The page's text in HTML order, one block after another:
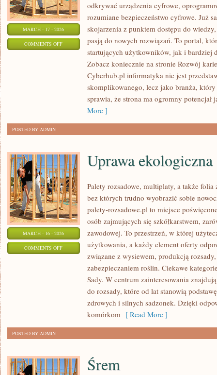
MARCH - 17 - 2026
COMMENTS OFFON
odkrywać urządzenia cyfrowe,
rozumiane bezpieczeństwo cyfrowe. Już
skojarzenia z punktem dostępu do
pasją do nowych rozwiązań. To portal,
startujących użytkowników, jak i bardziej
Zobacz koniecznie na stronie Rozwój
Cyberhub.pl informatyka nie jest
skomplikowanego, lecz jako branża, który
sprawia, że strona ma ogromny potencjał
More ]
POSTED BY ADMIN
MARCH - 16 - 2026
COMMENTS OFFON
EKOLOGICZNA
Uprawa ekologiczna
Palety rozsadowe, multiplaty, a także
bez których trudno wyobrazić sobie
palety-rozsadowe.pl to miejsce
osób zajmujących się szkółkarstwem,
zawodowej. To przestrzeń, w której
użytkowania, a każdy element oferty
związane z wysiewem, produkcją
zabezpieczaniem roślin. Ciekawe
Sady. W centrum zainteresowania
do rozsady, które od lat stanowią
zdrowych i silnych sadzonek. Dzięki
komórkom [ Read More ]
POSTED BY ADMIN
Śrem